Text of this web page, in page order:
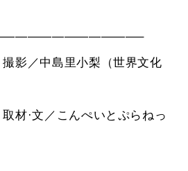
影／中島里小梨（世界文化
材·文／こんぺいとぷらねっ